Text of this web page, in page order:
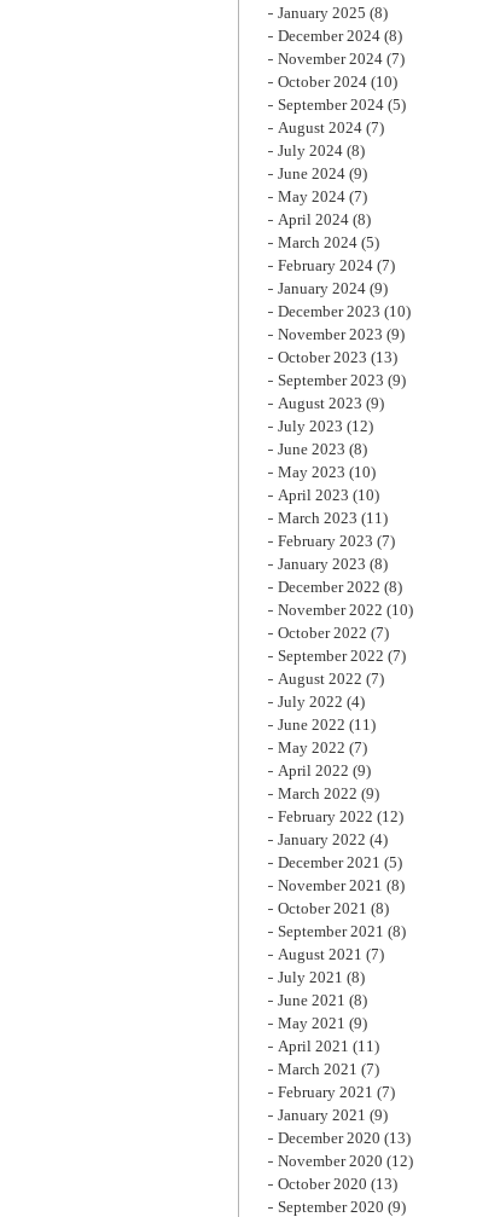
January 2025 (8)
December 2024 (8)
November 2024 (7)
October 2024 (10)
September 2024 (5)
August 2024 (7)
July 2024 (8)
June 2024 (9)
May 2024 (7)
April 2024 (8)
March 2024 (5)
February 2024 (7)
January 2024 (9)
December 2023 (10)
November 2023 (9)
October 2023 (13)
September 2023 (9)
August 2023 (9)
July 2023 (12)
June 2023 (8)
May 2023 (10)
April 2023 (10)
March 2023 (11)
February 2023 (7)
January 2023 (8)
December 2022 (8)
November 2022 (10)
October 2022 (7)
September 2022 (7)
August 2022 (7)
July 2022 (4)
June 2022 (11)
May 2022 (7)
April 2022 (9)
March 2022 (9)
February 2022 (12)
January 2022 (4)
December 2021 (5)
November 2021 (8)
October 2021 (8)
September 2021 (8)
August 2021 (7)
July 2021 (8)
June 2021 (8)
May 2021 (9)
April 2021 (11)
March 2021 (7)
February 2021 (7)
January 2021 (9)
December 2020 (13)
November 2020 (12)
October 2020 (13)
September 2020 (9)